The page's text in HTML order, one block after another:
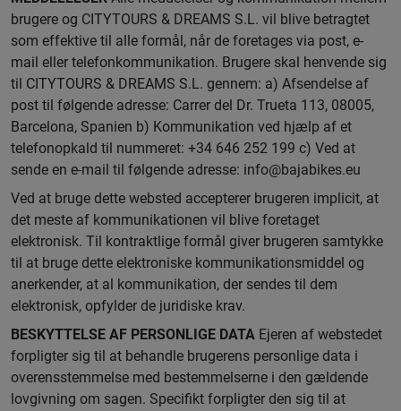
brugere og CITYTOURS & DREAMS S.L. vil blive betragtet
som effektive til alle formål, når de foretages via post, e-
mail eller telefonkommunikation. Brugere skal henvende sig
til CITYTOURS & DREAMS S.L. gennem: a) Afsendelse af
post til følgende adresse: Carrer del Dr. Trueta 113, 08005,
Barcelona, Spanien b) Kommunikation ved hjælp af et
telefonopkald til nummeret: +34 646 252 199 c) Ved at
sende en e-mail til følgende adresse: info@bajabikes.eu
Ved at bruge dette websted accepterer brugeren implicit, at
det meste af kommunikationen vil blive foretaget
elektronisk. Til kontraktlige formål giver brugeren samtykke
til at bruge dette elektroniske kommunikationsmiddel og
anerkender, at al kommunikation, der sendes til dem
elektronisk, opfylder de juridiske krav.
BESKYTTELSE AF PERSONLIGE DATA Ejeren af webstedet
forpligter sig til at behandle brugerens personlige data i
overensstemmelse med bestemmelserne i den gældende
lovgivning om sagen. Specifikt forpligter den sig til at